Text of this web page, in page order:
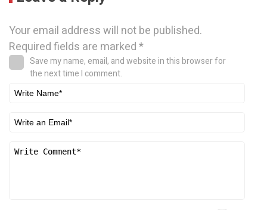
Your email address will not be published.
Required fields are marked*
Save my name, email, and website in this browser for
the next time I comment.